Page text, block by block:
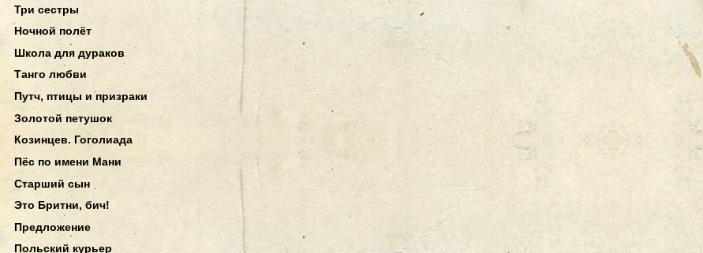
Три сестры
Ночной полёт
Школа для дураков
Танго любви
Путч, птицы и призраки
Золотой петушок
Козинцев. Гоголиада
Пёс по имени Мани
Старший сын
Это Бритни, бич!
Предложение
Польский курьер